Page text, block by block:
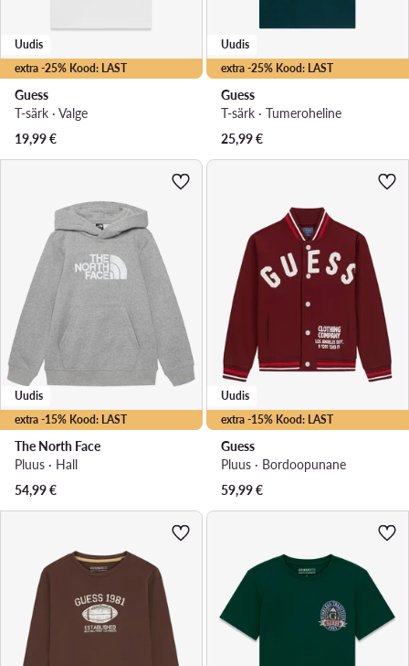
extra -25% Kood: LAST
Uudis
Guess
T-särk · Valge
19,99€
extra -25% Kood: LAST
Uudis
Guess
T-särk · Tumeroheline
25,99€
extra -15% Kood: LAST
Uudis
The North Face
Pluus · Hall
54,99€
extra -15% Kood: LAST
Uudis
Guess
Pluus · Bordoopunane
59,99€